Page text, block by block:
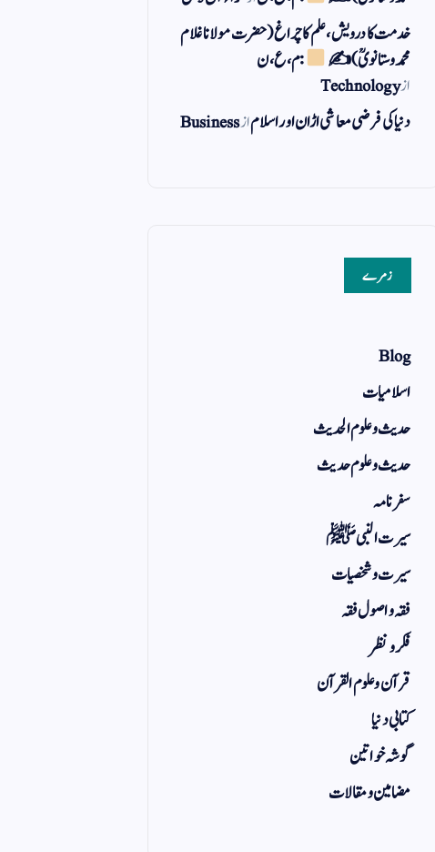
خدمت کا درویش، علم کا چراغ(حضرت مولانا غلام
محمد وستانویؒ)✍
: م ، ع ، ن
ازTechnology
دنیا کی فرضی معاشی اڑان اور اسلامازBusiness
زمرے
Blog
اسلامیات
حدیث و علوم الحدیث
حدیث و علوم حدیث
سفر نامہ
سیرت النبی ﷺ
سیرت و شخصیات
فقہ و اصول فقہ
فکر و نظر
قرآن و علوم القرآن
کتابی دنیا
گوشہ خواتین
مضامین و مقالات